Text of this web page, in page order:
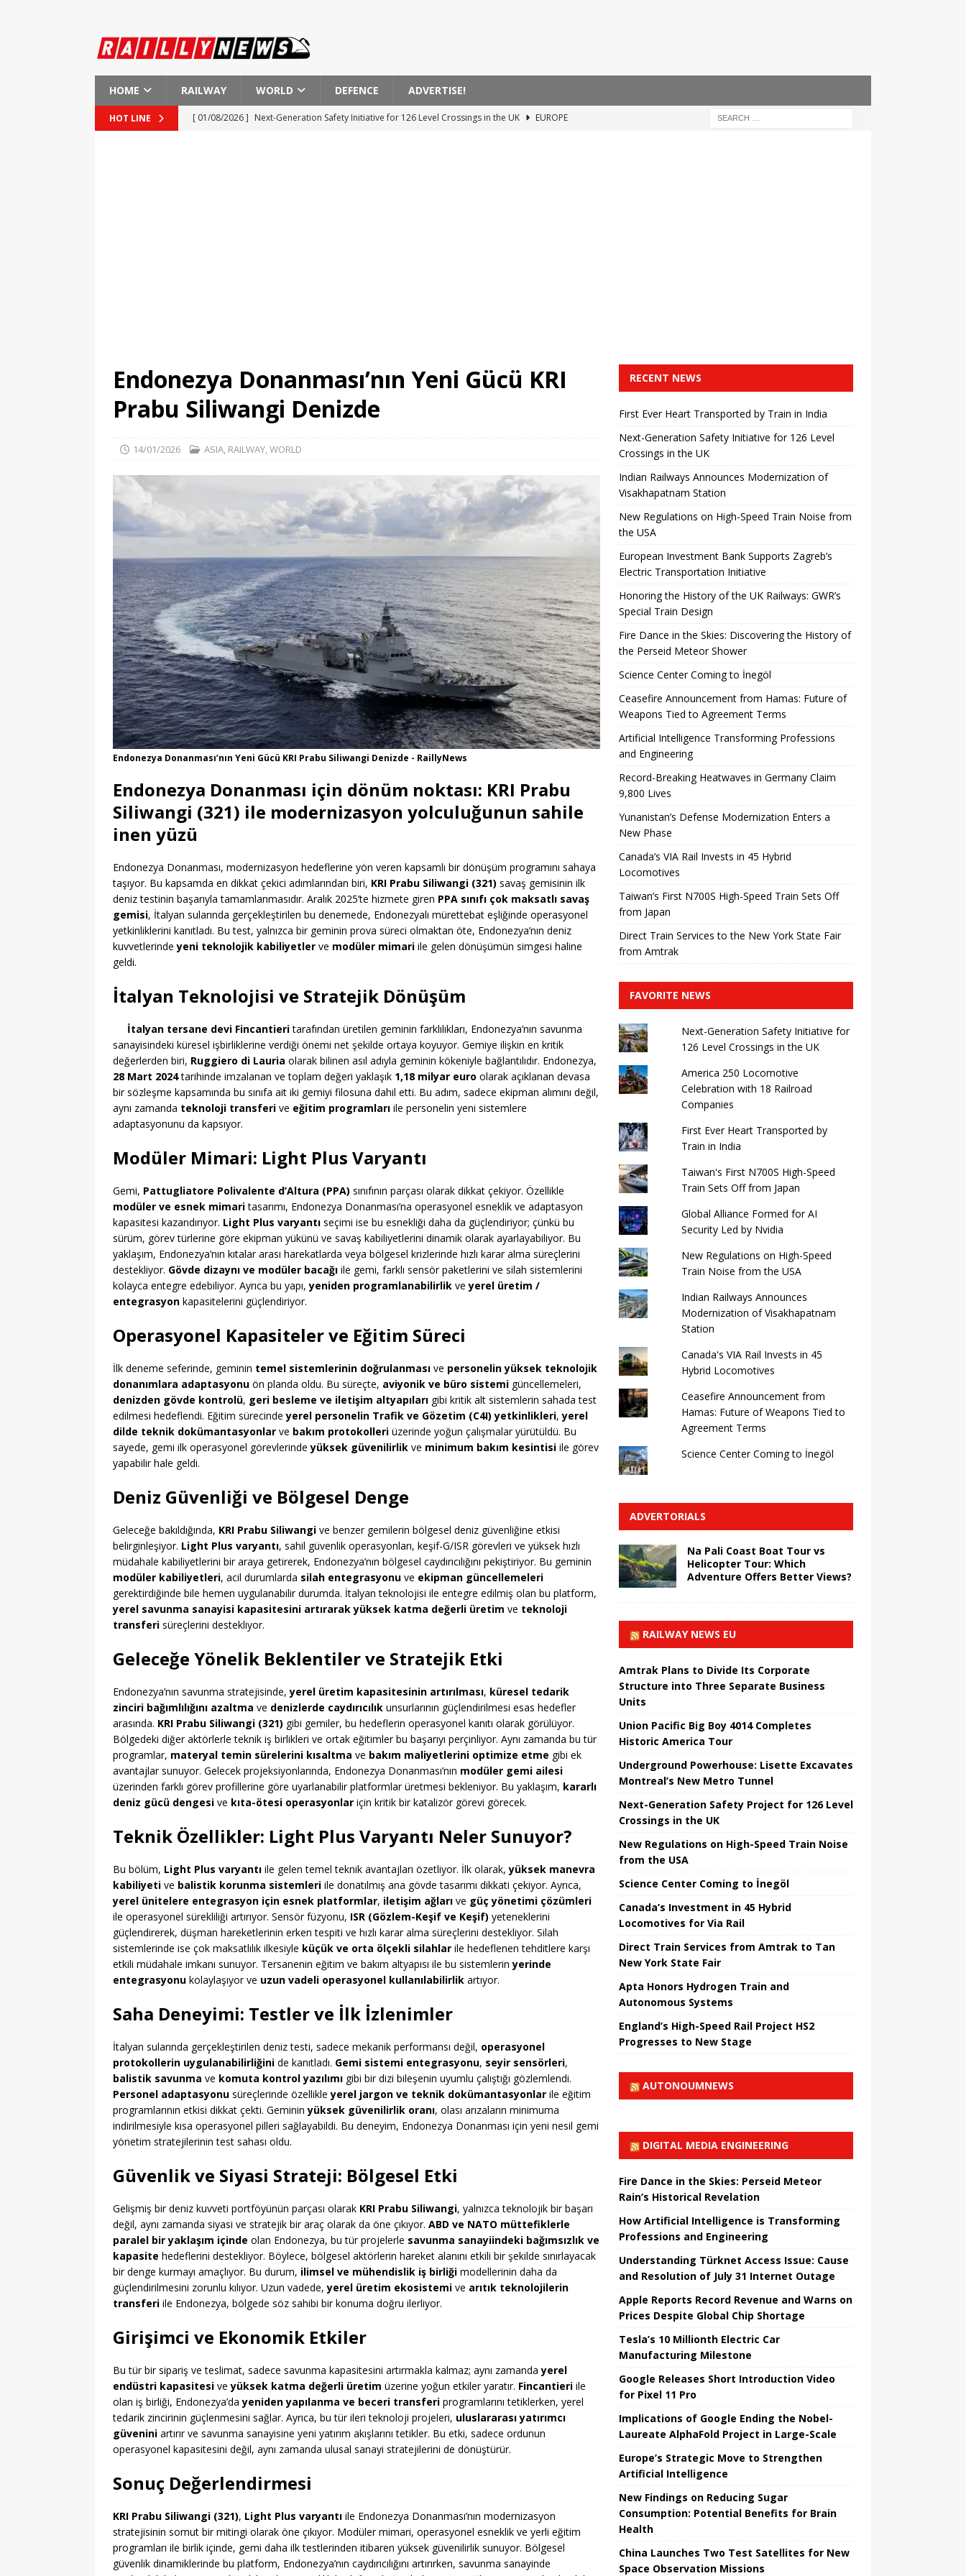
HOME RAILWAY WORLD DEFENCE ADVERTISE!
HOT LINE [ 01/08/2026 ] Indian Railways Announces Modernization of Visakhapatnam Station
ASIA
Endonezya Donanması’nın Yeni Gücü KRI
Prabu Siliwangi Denizde
14/01/2026 ASIA, RAILWAY,WORLD
Endonezya Donanması’nın Yeni Gücü KRI Prabu Siliwangi Denizde - RaillyNews
Endonezya Donanması için dönüm noktası: KRI Prabu
Siliwangi (321) ile modernizasyon yolculuğunun sahile
inen yüzü
Endonezya Donanması, modernizasyon hedeflerine yön veren kapsamlı bir dönüşüm programını sahaya
taşıyor. Bu kapsamda en dikkat çekici adımlarından biri, KRI Prabu Siliwangi (321) savaş gemisinin ilk
deniz testinin başarıyla tamamlanmasıdır. Aralık 2025’te hizmete giren PPA sınıfı çok maksatlı savaş
gemisi, İtalyan sularında gerçekleştirilen bu denemede, Endonezyalı mürettebat eşliğinde operasyonel
yetkinliklerini kanıtladı. Bu test, yalnızca bir geminin prova süreci olmaktan öte, Endonezya’nın deniz
kuvvetlerindeyeni teknolojik kabiliyetler ve modüler mimari ile gelen dönüşümün simgesi haline
geldi.
İtalyan Teknolojisi ve Stratejik Dönüşüm
İtalyan tersane devi Fincantieritarafından üretilen geminin farklılıkları, Endonezya’nın savunma
sanayisindeki küresel işbirliklerine verdiği önemi net şekilde ortaya koyuyor. Gemiye ilişkin en kritik
değerlerden biri, Ruggiero di Lauria olarak bilinen asıl adıyla geminin kökeniyle bağlantılıdır. Endonezya,
28 Mart 2024tarihinde imzalanan ve toplam değeri yaklaşık 1,18 milyar euro olarak açıklanan devasa
bir sözleşme kapsamında bu sınıfa ait iki gemiyi filosuna dahil etti. Bu adım, sadece ekipman alımını değil,
aynı zamanda teknoloji transferi ve eğitim programları ile personelin yeni sistemlere
adaptasyonunu da kapsıyor.
Modüler Mimari: Light Plus Varyantı
Gemi, Pattugliatore Polivalente d’Altura (PPA) sınıfının parçası olarak dikkat çekiyor. Özellikle
modüler ve esnek mimaritasarımı, Endonezya Donanması’na operasyonel esneklik ve adaptasyon
kapasitesi kazandırıyor. Light Plus varyantı seçimi ise bu esnekliği daha da güçlendiriyor; çünkü bu
sürüm, görev türlerine göre ekipman yükünü ve savaş kabiliyetlerini dinamik olarak ayarlayabiliyor. Bu
yaklaşım, Endonezya’nın kıtalar arası harekatlarda veya bölgesel krizlerinde hızlı karar alma süreçlerini
destekliyor. Gövde dizaynı ve modüler bacağı ile gemi, farklı sensör paketlerini ve silah sistemlerini
kolayca entegre edebiliyor. Ayrıca bu yapı,yeniden programlanabilirlik veyerel üretim /
entegrasyon kapasitelerini güçlendiriyor.
Operasyonel Kapasiteler ve Eğitim Süreci
İlk deneme seferinde, geminin temel sistemlerinin doğrulanması ve personelin yüksek teknolojik
donanımlara adaptasyonu ön planda oldu. Bu süreçte, aviyonik ve büro sistemi güncellemeleri,
denizden gövde kontrolü, geri besleme ve iletişim altyapıları gibi kritik alt sistemlerin sahada test
edilmesi hedeflendi. Eğitim sürecindeyerel personelin Trafik ve Gözetim (C4I) yetkinlikleri,yerel
dilde teknik dokümantasyonlar ve bakım protokolleri üzerinde yoğun çalışmalar yürütüldü. Bu
sayede, gemi ilk operasyonel görevlerindeyüksek güvenilirlik ve minimum bakım kesintisi ile görev
yapabilir hale geldi.
Deniz Güvenliği ve Bölgesel Denge
Geleceğe bakıldığında, KRI Prabu Siliwangi ve benzer gemilerin bölgesel deniz güvenliğine etkisi
belirginleşiyor. Light Plus varyantı, sahil güvenlik operasyonları, keşif-G/ISR görevleri ve yüksek hızlı
müdahale kabiliyetlerini bir araya getirerek, Endonezya’nın bölgesel caydırıcılığını pekiştiriyor. Bu geminin
modüler kabiliyetleri, acil durumlarda silah entegrasyonu ve ekipman güncellemeleri
gerektirdiğinde bile hemen uygulanabilir durumda. İtalyan teknolojisi ile entegre edilmiş olan bu platform,
yerel savunma sanayisi kapasitesini artırarak yüksek katma değerli üretim ve teknoloji
transferi süreçlerini destekliyor.
Geleceğe Yönelik Beklentiler ve Stratejik Etki
Endonezya’nın savunma stratejisinde,yerel üretim kapasitesinin artırılması, küresel tedarik
zinciri bağımlılığını azaltma ve denizlerde caydırıcılık unsurlarının güçlendirilmesi esas hedefler
arasında. KRI Prabu Siliwangi (321) gibi gemiler, bu hedeflerin operasyonel kanıtı olarak görülüyor.
Bölgedeki diğer aktörlerle teknik iş birlikleri ve ortak eğitimler bu başarıyı perçinliyor. Aynı zamanda bu tür
programlar, materyal temin sürelerini kısaltma ve bakım maliyetlerini optimize etme gibi ek
avantajlar sunuyor. Gelecek projeksiyonlarında, Endonezya Donanması’nın modüler gemi ailesi
üzerinden farklı görev profillerine göre uyarlanabilir platformlar üretmesi bekleniyor. Bu yaklaşım, kararlı
deniz gücü dengesi ve kıta-ötesi operasyonlar için kritik bir katalizör görevi görecek.
Teknik Özellikler: Light Plus Varyantı Neler Sunuyor?
Bu bölüm, Light Plus varyantı ile gelen temel teknik avantajları özetliyor. İlk olarak,yüksek manevra
kabiliyeti ve balistik korunma sistemleri ile donatılmış ana gövde tasarımı dikkati çekiyor. Ayrıca,
yerel ünitelere entegrasyon için esnek platformlar, iletişim ağları ve güç yönetimi çözümleri
ile operasyonel sürekliliği artırıyor. Sensör füzyonu, ISR (Gözlem-Keşif ve Keşif) yeteneklerini
güçlendirerek, düşman hareketlerinin erken tespiti ve hızlı karar alma süreçlerini destekliyor. Silah
sistemlerinde ise çok maksatlılık ilkesiyle küçük ve orta ölçekli silahlar ile hedeflenen tehditlere karşı
etkili müdahale imkanı sunuyor. Tersanenin eğitim ve bakım altyapısı ile bu sistemlerinyerinde
entegrasyonu kolaylaşıyor ve uzun vadeli operasyonel kullanılabilirlik artıyor.
Saha Deneyimi: Testler ve İlk İzlenimler
İtalyan sularında gerçekleştirilen deniz testi, sadece mekanik performansı değil, operasyonel
protokollerin uygulanabilirliğini de kanıtladı. Gemi sistemi entegrasyonu, seyir sensörleri,
balistik savunma ve komuta kontrol yazılımı gibi bir dizi bileşenin uyumlu çalıştığı gözlemlendi.
Personel adaptasyonu süreçlerinde özellikleyerel jargon ve teknik dokümantasyonlar ile eğitim
programlarının etkisi dikkat çekti. Gemininyüksek güvenilirlik oranı, olası arızaların minimuma
indirilmesiyle kısa operasyonel pilleri sağlayabildi. Bu deneyim, Endonezya Donanması için yeni nesil gemi
yönetim stratejilerinin test sahası oldu.
Güvenlik ve Siyasi Strateji: Bölgesel Etki
Gelişmiş bir deniz kuvveti portföyünün parçası olarak KRI Prabu Siliwangi, yalnızca teknolojik bir başarı
değil, aynı zamanda siyasi ve stratejik bir araç olarak da öne çıkıyor. ABD ve NATO müttefiklerle
paralel bir yaklaşım içinde olan Endonezya, bu tür projelerle savunma sanayiindeki bağımsızlık ve
kapasite hedeflerini destekliyor. Böylece, bölgesel aktörlerin hareket alanını etkili bir şekilde sınırlayacak
bir denge kurmayı amaçlıyor. Bu durum, ilimsel ve mühendislik iş birliği modellerinin daha da
güçlendirilmesini zorunlu kılıyor. Uzun vadede,yerel üretim ekosistemi ve arıtık teknolojilerin
transferi ile Endonezya, bölgede söz sahibi bir konuma doğru ilerliyor.
Girişimci ve Ekonomik Etkiler
Bu tür bir sipariş ve teslimat, sadece savunma kapasitesini artırmakla kalmaz; aynı zamandayerel
endüstri kapasitesi veyüksek katma değerli üretim üzerine yoğun etkiler yaratır. Fincantieri ile
olan iş birliği, Endonezya’dayeniden yapılanma ve beceri transferi programlarını tetiklerken, yerel
tedarik zincirinin güçlenmesini sağlar. Ayrıca, bu tür ileri teknoloji projeleri, uluslararası yatırımcı
güvenini artırır ve savunma sanayisine yeni yatırım akışlarını tetikler. Bu etki, sadece ordunun
operasyonel kapasitesini değil, aynı zamanda ulusal sanayi stratejilerini de dönüştürür.
Sonuç Değerlendirmesi
KRI Prabu Siliwangi (321), Light Plus varyantı ile Endonezya Donanması’nın modernizasyon
stratejisinin somut bir mitingi olarak öne çıkıyor. Modüler mimari, operasyonel esneklik ve yerli eğitim
programları ile birlik içinde, gemi daha ilk testlerinden itibaren yüksek güvenilirlik sunuyor. Bölgesel
güvenlik dinamiklerinde bu platform, Endonezya’nın caydırıcılığını artırırken, savunma sanayinde
RECENT NEWS
First Ever Heart Transported by Train in India
Next-Generation Safety Initiative for 126 Level
Crossings in the UK
Indian Railways Announces Modernization of
Visakhapatnam Station
New Regulations on High-Speed ​​Train Noise from
the USA
European Investment Bank Supports Zagreb’s
Electric Transportation Initiative
Honoring the History of the UK Railways: GWR’s
Special Train Design
Fire Dance in the Skies: Discovering the History of
the Perseid Meteor Shower
Science Center Coming to İnegöl
Ceasefire Announcement from Hamas: Future of
Weapons Tied to Agreement Terms
Artificial Intelligence Transforming Professions
and Engineering
Record-Breaking Heatwaves in Germany Claim
9,800 Lives
Yunanistan’s Defense Modernization Enters a
New Phase
Canada’s VIA Rail Invests in 45 Hybrid
Locomotives
Taiwan’s First N700S High-Speed ​​Train Sets Off
from Japan
Direct Train Services to the New York State Fair
from Amtrak
FAVORITE NEWS
Next-Generation Safety Initiative for
126 Level Crossings in the UK
America 250 Locomotive
Celebration with 18 Railroad
Companies
First Ever Heart Transported by
Train in India
Taiwan's First N700S High-Speed ​​
Train Sets Off from Japan
Global Alliance Formed for AI
Security Led by Nvidia
New Regulations on High-Speed ​​
Train Noise from the USA
Indian Railways Announces
Modernization of Visakhapatnam
Station
Canada's VIA Rail Invests in 45
Hybrid Locomotives
Ceasefire Announcement from
Hamas: Future of Weapons Tied to
Agreement Terms
Science Center Coming to İnegöl
ADVERTORIALS
Na Pali Coast Boat Tour vs
Helicopter Tour: Which
Adventure Offers Better Views?
RAILWAY NEWS EU
Amtrak Plans to Divide Its Corporate
Structure into Three Separate Business
Units
Union Pacific Big Boy 4014 Completes
Historic America Tour
Underground Powerhouse: Lisette Excavates
Montreal’s New Metro Tunnel
Next-Generation Safety Project for 126 Level
Crossings in the UK
New Regulations on High-Speed ​​Train Noise
from the USA
Science Center Coming to İnegöl
Canada’s Investment in 45 Hybrid
Locomotives for Via Rail
Direct Train Services from Amtrak to Tan
New York State Fair
Apta Honors Hydrogen Train and
Autonomous Systems
England’s High-Speed ​​Rail Project HS2
Progresses to New Stage
AUTONOUMNEWS
DIGITAL MEDIA ENGINEERING
Fire Dance in the Skies: Perseid Meteor
Rain’s Historical Revelation
How Artificial Intelligence is Transforming
Professions and Engineering
Understanding Türknet Access Issue: Cause
and Resolution of July 31 Internet Outage
Apple Reports Record Revenue and Warns on
Prices Despite Global Chip Shortage
Tesla’s 10 Millionth Electric Car
Manufacturing Milestone
Google Releases Short Introduction Video
for Pixel 11 Pro
Implications of Google Ending the Nobel-
Laureate AlphaFold Project in Large-Scale
Europe’s Strategic Move to Strengthen
Artificial Intelligence
New Findings on Reducing Sugar
Consumption: Potential Benefits for Brain
Health
China Launches Two Test Satellites for New
Space Observation Missions